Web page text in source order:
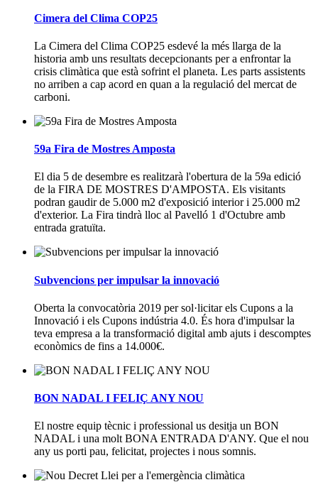
Cimera del Clima COP25
La Cimera del Clima COP25 esdevé la més llarga de la
historia amb uns resultats decepcionants per a enfrontar la
crisis climàtica que està sofrint el planeta. Les parts assistents
no arriben a cap acord en quan a la regulació del mercat de
carboni.
59a Fira de Mostres Amposta
El dia 5 de desembre es realitzarà l'obertura de la 59a edició
de la FIRA DE MOSTRES D'AMPOSTA. Els visitants
podran gaudir de 5.000 m2 d'exposició interior i 25.000 m2
d'exterior. La Fira tindrà lloc al Pavelló 1 d'Octubre amb
entrada gratuïta.
Subvencions per impulsar la innovació
Oberta la convocatòria 2019 per sol·licitar els Cupons a la
Innovació i els Cupons indústria 4.0. És hora d'impulsar la
teva empresa a la transformació digital amb ajuts i descomptes
econòmics de fins a 14.000€.
BON NADAL I FELIÇ ANY NOU
El nostre equip tècnic i professional us desitja un BON
NADAL i una molt BONA ENTRADA D'ANY. Que el nou
any us porti pau, felicitat, projectes i nous somnis.